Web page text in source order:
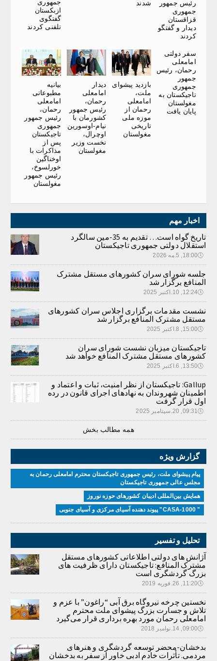
رئیس جمهور
جمهوری
قزاقستان
دیدار و گفتگو
کردند
شدند
جمهوری
ازبکستان
گفتگوی
تلفنی کردند
سفر دولتی
امامعلی
رحمان، رئیس
جمهور
جمهوری
تاجیکستان به
مغولستان
پایان یافت
بازدید پیشوای
ملت،
امامعلی
رحمان از
موزه ملی
تاریخی
مغولستان
دیدار
امامعلی
رحمان،
رئیس جمهور
کشورمان با
نیام-اوسورین
اوچرال،
نخست وزیر
مغولستان
بیانیه
مطبوعاتی
امامعلی
رحمان،
رئیس جمهور
جمهوری
تاجیکستان
پس از
مذاکرات با
اوخناگین
خورلسوخ،
رئیس جمهور
مغولستان
اخبار مهم
تاریخ گواه است… تقدیم به 35-مین سالگرد
استقلال دولتی جمهوری تاجیکستان
🕔18:00, 5.مه 2026
جلسه شورای سران کشورهای مستقل مشترک
المنافع برگزار شد
🕔12:24, 10.اکتبر 2025
نشست مقدمات برگزاری اجلاس سران کشورهای
مستقل مشترک المنافع برگزار شد
🕔15:00, 8.اکتبر 2025
تاجیکستان میزبان نشست شورای سران
کشورهای مستقل مشترک المنافع خواهد شد
🕔13:50, 6.اکتبر 2025
Gallup: تاجیکستان از نظر امنیت، ثبات و اعتماد و
اطمینان شهروندان به نهادهای اجرای قانون در رده
اول قرار گرفت
🕔09:31, 20.سپتامبر 2025
همه مطالب بخش
گزارش ویژه
پیام پیشوای ملت، رئیس جمهوری تاجیکستان محترم امامعلی رحمان به
مجلس عالی جمهوری تاجیکستان
همایش بین‌المللی ادیبان کشور‌های حوزه نوروز
" CASA-1000" پیوند دهنده آسیای مرکزی و آسیای جنوبی
تحلیل و تفسیر
آژانش های دولتی اطلاعاتی کشورهای مستقل
مشترک المنافع: تاجیکستان دارای ظرفیت های
بزرگ گردشگری است
🕔11:20, 26.فوریه 2019
نخستین چرخه نیروگاه برق آبی “راغون” با عزم و
تلاش و جسارت بزرگ پیشوای ملت محترم
امامعلی رحمان مورد بهره برداری قرار می‌گیرد
🕔09:00, 14.نوامبر 2018
بدخشان-محضر توسعه گردشگری و هنرهای
مردمی. تأثرات خادم ادبی خاور از سفر به بدخشان